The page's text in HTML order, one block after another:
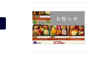
お知らせ